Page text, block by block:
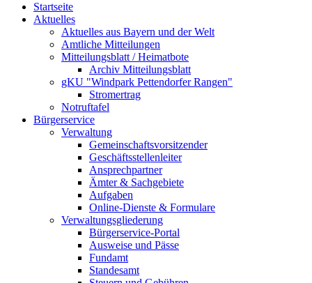
Startseite
Aktuelles
Aktuelles aus Bayern und der Welt
Amtliche Mitteilungen
Mitteilungsblatt / Heimatbote
Archiv Mitteilungsblatt
gKU "Windpark Pettendorfer Rangen"
Stromertrag
Notruftafel
Bürgerservice
Verwaltung
Gemeinschaftsvorsitzender
Geschäftsstellenleiter
Ansprechpartner
Ämter & Sachgebiete
Aufgaben
Online-Dienste & Formulare
Verwaltungsgliederung
Bürgerservice-Portal
Ausweise und Pässe
Fundamt
Standesamt